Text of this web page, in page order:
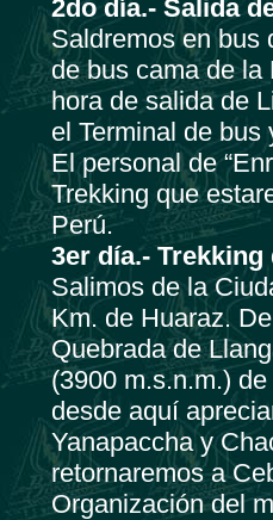
2do día.- Salida
Saldremos en bus
de bus cama de la
hora de salida de
el Terminal de
El personal de
Trekking que
Perú.
3er día.- Trekking
Salimos de la
Km. de Huaraz.
Quebrada de
(3900 m.s.n.m.)
desde aquí
Yanapaccha y
retornaremos a
Organización del